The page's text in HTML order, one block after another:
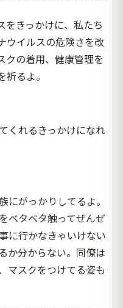
をきっかけに、私たち
ウイルスの危険さを改
クの着用、健康管理を
るよ。
くれるきっかけになれ
にがっかりしてるよ。
ベタベタ触ってぜんぜ
に行かなきゃいけない
か分からない。同僚は
マスクをつけてる姿も